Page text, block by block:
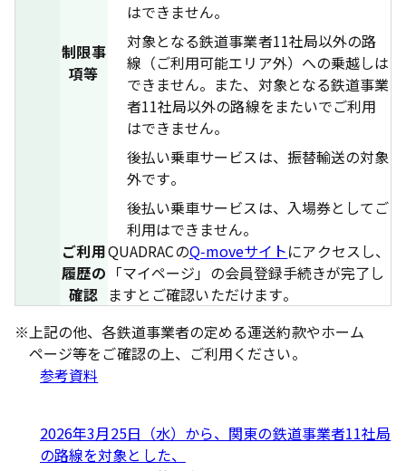
制限事
項等
はできません。
対象となる鉄道事業者11社局以外の路
線（ご利用可能エリア外）への乗越しは
できません。また、対象となる鉄道事業
者11社局以外の路線をまたいでご利用
はできません。
後払い乗車サービスは、振替輸送の対象
外です。
後払い乗車サービスは、入場券としてご
利用はできません。
ご利用
履歴の
確認
QUADRACのQ-moveサイトにアクセスし、
「マイページ」の会員登録手続きが完了し
ますとご確認いただけます。
※上記の他、各鉄道事業者の定める運送約款やホーム
ページ等をご確認の上、ご利用ください。
参考資料
2026年3月25日（水）から、関東の鉄道事業者11社局
の路線を対象とした、